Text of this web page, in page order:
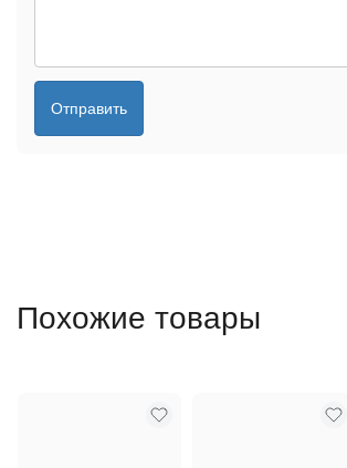
Отправить
Похожие товары